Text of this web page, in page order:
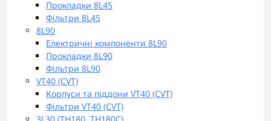
Прокладки 8L45
Фільтри 8L45
8L90
Електричні компоненти 8L90
Прокладки 8L90
Фільтри 8L90
VT40 (CVT)
Корпуси та піддони VT40 (CVT)
Фільтри VT40 (CVT)